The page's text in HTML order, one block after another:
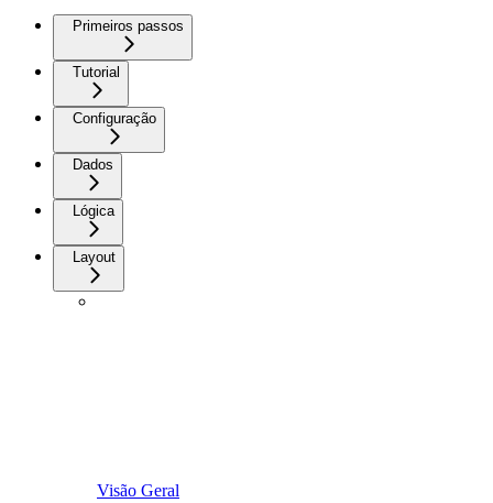
Primeiros passos
Tutorial
Configuração
Dados
Lógica
Layout
Visão Geral